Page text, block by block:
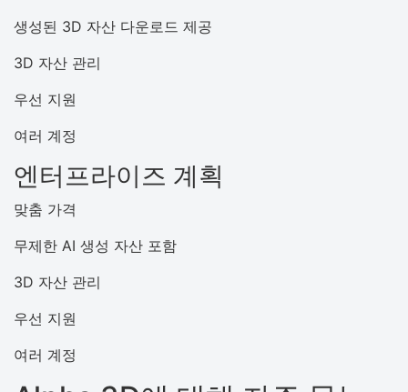
생성된 3D 자산 다운로드 제공
3D 자산 관리
우선 지원
여러 계정
엔터프라이즈 계획
맞춤 가격
무제한 AI 생성 자산 포함
3D 자산 관리
우선 지원
여러 계정